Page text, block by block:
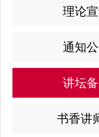
理论
通知
讲坛
书香讲